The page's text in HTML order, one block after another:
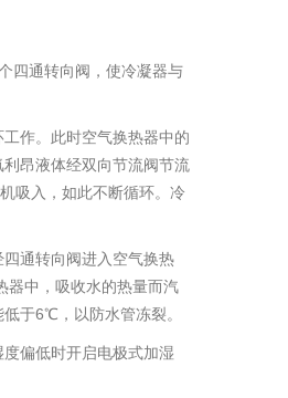
四通转向阀，使冷凝器与
作。此时空气换热器中的
昂液体经双向节流阀节流
吸入，如此不断循环。冷
通转向阀进入空气换热
器中，吸收水的热量而汽
于6℃，以防水管冻裂。
偏低时开启电极式加湿